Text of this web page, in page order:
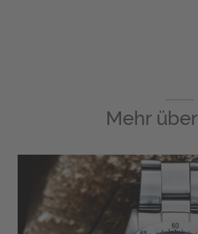
Mehr über